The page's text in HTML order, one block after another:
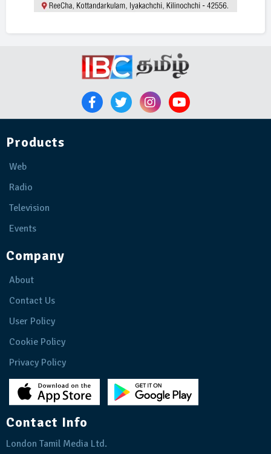
Products
Web
Radio
Television
Events
Company
About
Contact Us
User Policy
Cookie Policy
Privacy Policy
Contact Info
London Tamil Media Ltd.